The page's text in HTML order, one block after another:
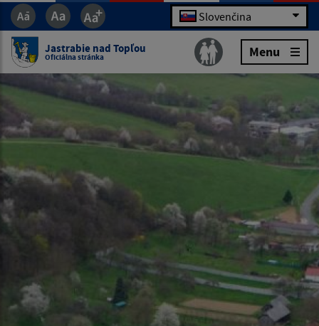
Slovenčina
Jastrabie nad Topľou
Oficiálna stránka Menu